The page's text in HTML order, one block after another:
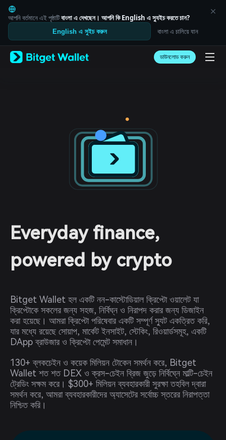
English
日本語
Tiếng Việt
Русский
Español (Latinoamérica)
Türkçe
আপনি বর্তমানে এই পৃষ্ঠাটিবাংলাএ দেখছেন। আপনি কিEnglish এ স্যুইচ করতে চান?
English এ সুইচ করুন বাংলা এ চালিয়ে যান
ডাউনলোড করুন
Everyday finance,
powered by crypto
Bitget Wallet হল একটি নন-কাস্টোডিয়াল ক্রিপ্টো ওয়ালেট যা
ক্রিপ্টোকে সকলের জন্য সহজ, নির্বিঘ্ন ও নিরাপদ করার জন্য ডিজাইন
করা হয়েছে। আমরা ক্রিপ্টো পরিষেবার একটি সম্পূর্ণ স্যুট একত্রিত করি,
যার মধ্যে রয়েছে সোয়াপ, মার্কেট ইনসাইট, স্টেকিং, রিওয়ার্ডসমূহ, একটি
DApp ব্রাউজার ও ক্রিপ্টো পেমেন্ট সমাধান।
130+ ব্লকচেইন ও কয়েক মিলিয়ন টোকেন সমর্থন করে, Bitget
Wallet শত শত DEX ও ক্রস-চেইন ব্রিজ জুড়ে নির্বিঘ্নে মাল্টি-চেইন
ট্রেডিং সক্ষম করে। $300+ মিলিয়ন ব্যবহারকারী সুরক্ষা তহবিল দ্বারা
সমর্থন করে, আমরা ব্যবহারকারীদের অ্যাসেটের সর্বোচ্চ স্তরের নিরাপত্তা
নিশ্চিত করি।